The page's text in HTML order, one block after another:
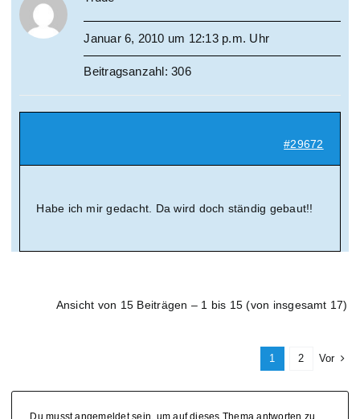
Januar 6, 2010 um 12:13 p.m. Uhr
Beitragsanzahl: 306
#29672
Habe ich mir gedacht. Da wird doch ständig gebaut!!
Ansicht von 15 Beiträgen – 1 bis 15 (von insgesamt 17)
1 2 Vor